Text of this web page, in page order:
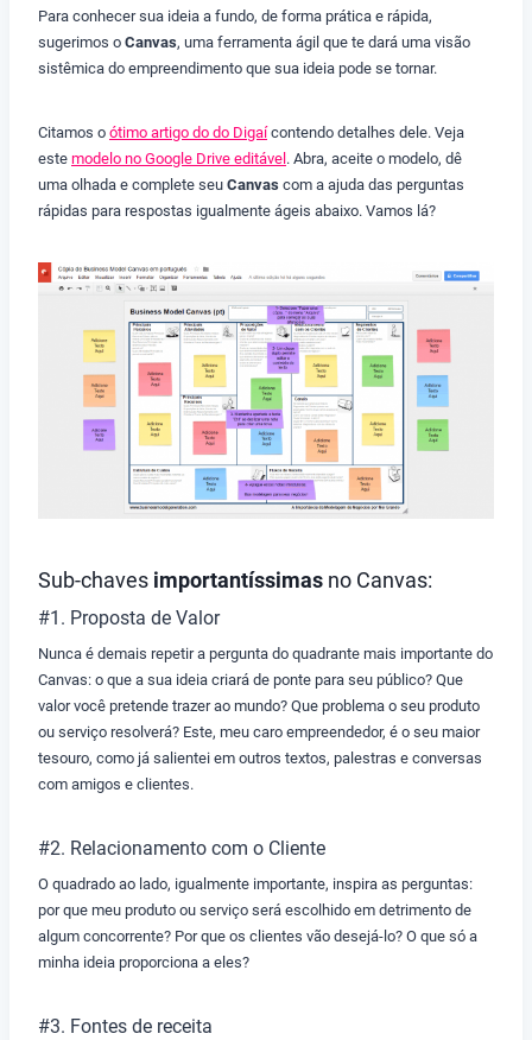
Para conhecer sua ideia a fundo, de forma prática e rápida,
sugerimos o Canvas, uma ferramenta ágil que te dará uma visão
sistêmica do empreendimento que sua ideia pode se tornar.
Citamos o ótimo artigo do do Digaícontendo detalhes dele. Veja
este modelo no Google Drive editável . Abra, aceite o modelo, dê
uma olhada e complete seu Canvas com a ajuda das perguntas
rápidas para respostas igualmente ágeis abaixo. Vamos lá?
Sub-chaves importantíssimas no Canvas:
#1. Proposta de Valor
Nunca é demais repetir a pergunta do quadrante mais importante do
Canvas: o que a sua ideia criará de ponte para seu público? Que
valor você pretende trazer ao mundo? Que problema o seu produto
ou serviço resolverá? Este, meu caro empreendedor, é o seu maior
tesouro, como já salientei em outros textos, palestras e conversas
com amigos e clientes.
#2. Relacionamento com o Cliente
O quadrado ao lado, igualmente importante, inspira as perguntas:
por que meu produto ou serviço será escolhido em detrimento de
algum concorrente? Por que os clientes vão desejá-lo? O que só a
minha ideia proporciona a eles?
#3. Fontes de receita